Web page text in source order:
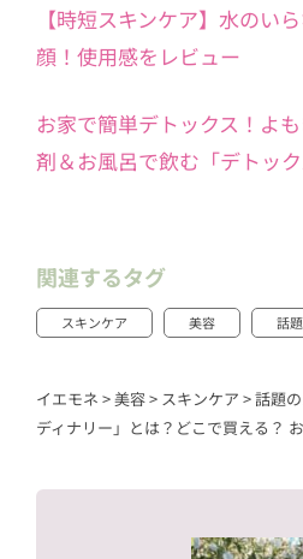
【時短スキンケア】水のい
顔！使用感をレビュー
お家で簡単デトックス！よ
剤＆お風呂で飲む「デトッ
関連するタグ
スキンケア 美容 話題
イエモネ >美容> スキンケア >話題
ディナリー」とは？どこで買える？